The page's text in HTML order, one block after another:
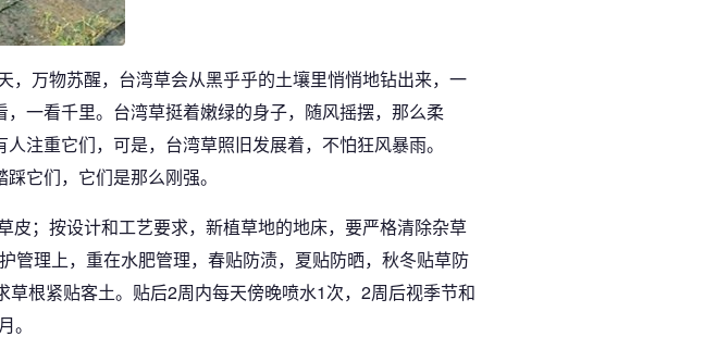
万物苏醒，台湾草会从黑乎乎的土壤里悄悄地钻出来，一
一看千里。台湾草挺着嫩绿的身子，随风摇摆，那么柔
注重它们，可是，台湾草照旧发展着，不怕狂风暴雨。
它们，它们是那么刚强。
皮；按设计和工艺要求，新植草地的地床，要严格清除杂草
管理上，重在水肥管理，春贴防渍，夏贴防晒，秋冬贴草防
根紧贴客土。贴后2周内每天傍晚喷水1次，2周后视季节和
。